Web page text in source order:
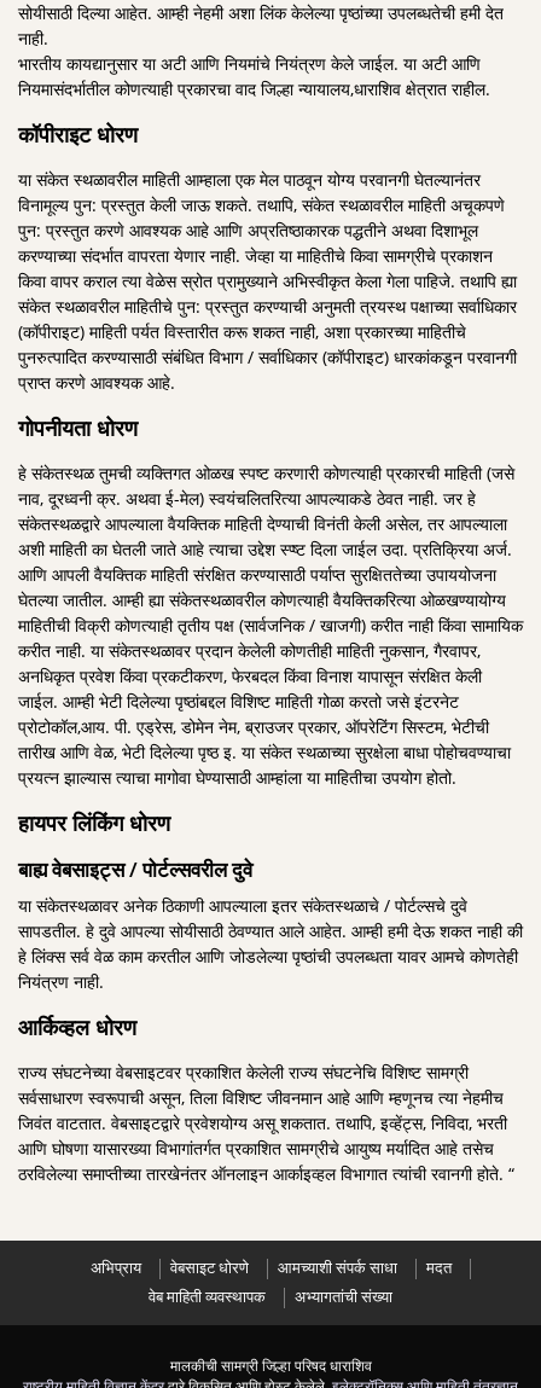
सोयीसाठी दिल्या आहेत. आम्ही नेहमी अशा लिंक केलेल्या पृष्ठांच्या उपलब्धतेची हमी देत
नाही.
भारतीय कायद्यानुसार या अटी आणि नियमांचे नियंत्रण केले जाईल. या अटी आणि
नियमासंदर्भातील कोणत्याही प्रकारचा वाद जिल्हा न्यायालय,धाराशिव क्षेत्रात राहील.
कॉपीराइट धोरण
या संकेत स्थळावरील माहिती आम्हाला एक मेल पाठवून योग्य परवानगी घेतल्यानंतर
विनामूल्य पुन: प्रस्तुत केली जाऊ शकते. तथापि, संकेत स्थळावरील माहिती अचूकपणे
पुन: प्रस्तुत करणे आवश्यक आहे आणि अप्रतिष्ठाकारक पद्धतीने अथवा दिशाभूल
करण्याच्या संदर्भात वापरता येणार नाही. जेव्हा या माहितीचे किवा सामग्रीचे प्रकाशन
किवा वापर कराल त्या वेळेस स्रोत प्रामुख्याने अभिस्वीकृत केला गेला पाहिजे. तथापि ह्या
संकेत स्थळावरील माहितीचे पुन: प्रस्तुत करण्याची अनुमती त्रयस्थ पक्षाच्या सर्वाधिकार
(कॉपीराइट) माहिती पर्यत विस्तारीत करू शकत नाही, अशा प्रकारच्या माहितीचे
पुनरुत्पादित करण्यासाठी संबंधित विभाग / सर्वाधिकार (कॉपीराइट) धारकांकडून परवानगी
प्राप्त करणे आवश्यक आहे.
गोपनीयता धोरण
हे संकेतस्थळ तुमची व्यक्तिगत ओळख स्पष्ट करणारी कोणत्याही प्रकारची माहिती (जसे
नाव, दूरध्वनी क्र. अथवा ई-मेल) स्वयंचलितरित्या आपल्याकडे ठेवत नाही. जर हे
संकेतस्थळद्वारे आपल्याला वैयक्तिक माहिती देण्याची विनंती केली असेल, तर आपल्याला
अशी माहिती का घेतली जाते आहे त्याचा उद्देश स्प्ष्ट दिला जाईल उदा. प्रतिक्रिया अर्ज.
आणि आपली वैयक्तिक माहिती संरक्षित करण्यासाठी पर्याप्त सुरक्षिततेच्या उपाययोजना
घेतल्या जातील. आम्ही ह्या संकेतस्थळावरील कोणत्याही वैयक्तिकरित्या ओळखण्यायोग्य
माहितीची विक्री कोणत्याही तृतीय पक्ष (सार्वजनिक / खाजगी) करीत नाही किंवा सामायिक
करीत नाही. या संकेतस्थळावर प्रदान केलेली कोणतीही माहिती नुकसान, गैरवापर,
अनधिकृत प्रवेश किंवा प्रकटीकरण, फेरबदल किंवा विनाश यापासून संरक्षित केली
जाईल. आम्ही भेटी दिलेल्या पृष्ठांबद्दल विशिष्ट माहिती गोळा करतो जसे इंटरनेट
प्रोटोकॉल,आय. पी. एड्रेस, डोमेन नेम, ब्राउजर प्रकार, ऑपरेटिंग सिस्टम, भेटीची
तारीख आणि वेळ, भेटी दिलेल्या पृष्ठ इ. या संकेत स्थळाच्या सुरक्षेला बाधा पोहोचवण्याचा
प्रयत्न झाल्यास त्याचा मागोवा घेण्यासाठी आम्हांला या माहितीचा उपयोग होतो.
हायपर लिंकिंग धोरण
बाह्य वेबसाइट्स / पोर्टल्सवरील दुवे
या संकेतस्थळावर अनेक ठिकाणी आपल्याला इतर संकेतस्थळाचे / पोर्टल्सचे दुवे
सापडतील. हे दुवे आपल्या सोयीसाठी ठेवण्यात आले आहेत. आम्ही हमी देऊ शकत नाही की
हे लिंक्स सर्व वेळ काम करतील आणि जोडलेल्या पृष्ठांची उपलब्धता यावर आमचे कोणतेही
नियंत्रण नाही.
आर्किव्हल धोरण
राज्य संघटनेच्या वेबसाइटवर प्रकाशित केलेली राज्य संघटनेचि विशिष्ट सामग्री
सर्वसाधारण स्वरूपाची असून, तिला विशिष्ट जीवनमान आहे आणि म्हणूनच त्या नेहमीच
जिवंत वाटतात. वेबसाइटद्वारे प्रवेशयोग्य असू शकतात. तथापि, इव्हेंट्स, निविदा, भरती
आणि घोषणा यासारख्या विभागांतर्गत प्रकाशित सामग्रीचे आयुष्य मर्यादित आहे तसेच
ठरविलेल्या समाप्तीच्या तारखेनंतर ऑनलाइन आर्काइव्हल विभागात त्यांची रवानगी होते. “
अभिप्राय वेबसाइट धोरणे आमच्याशी संपर्क साधा
मदत
वेब माहिती व्यवस्थापक
अभ्यागतांची संख्या
मालकीची सामग्री जिल्हा परिषद धाराशिव